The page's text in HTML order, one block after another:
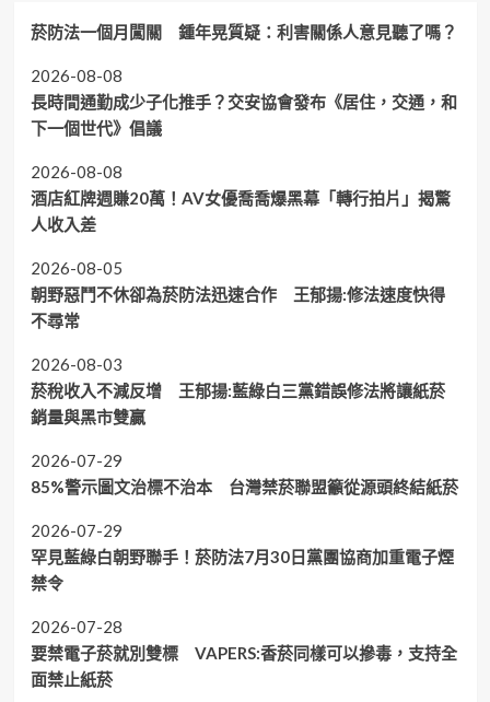
菸防法一個月闖關 鍾年晃質疑：利害關係人意見聽了嗎？
2026-08-08
長時間通勤成少子化推手？交安協會發布《居住，交通，和
下一個世代》倡議
2026-08-08
酒店紅牌週賺20萬！AV女優喬喬爆黑幕「轉行拍片」揭驚
人收入差
2026-08-05
朝野惡鬥不休卻為菸防法迅速合作 王郁揚:修法速度快得
不尋常
2026-08-03
菸稅收入不減反增 王郁揚:藍綠白三黨錯誤修法將讓紙菸
銷量與黑市雙贏
2026-07-29
85%警示圖文治標不治本 台灣禁菸聯盟籲從源頭終結紙菸
2026-07-29
罕見藍綠白朝野聯手！菸防法7月30日黨團協商加重電子煙
禁令
2026-07-28
要禁電子菸就別雙標 VAPERS:香菸同樣可以摻毒，支持全
面禁止紙菸